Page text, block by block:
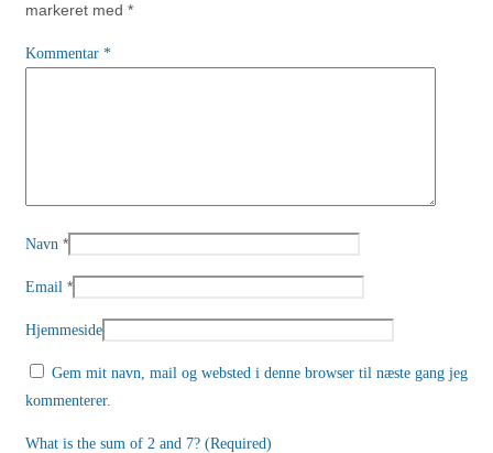
markeret med *
Kommentar *
Navn *
Email *
Hjemmeside
Gem mit navn, mail og websted i denne browser til næste gang jeg
kommenterer.
What is the sum of 2 and 7? (Required)